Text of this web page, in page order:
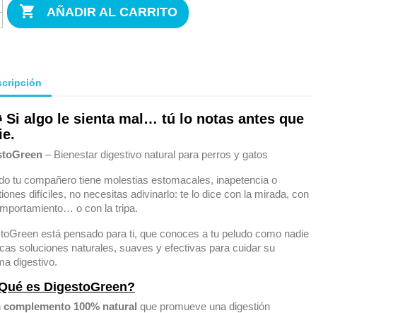
 AÑADIR AL CARRITO
Si algo le sienta mal… tú lo notas antes que
– Bienestar digestivo natural para perros y gatos
tu compañero tiene molestias estomacales, inapetencia o
difíciles, no necesitas adivinarlo: te lo dice con la mirada, con
o con la tripa.
está pensado para ti, que conoces a tu peludo como nadie
soluciones naturales, suaves y efectivas para cuidar su
digestivo.
es DigestoGreen?
complemento 100% natural que promueve una digestión